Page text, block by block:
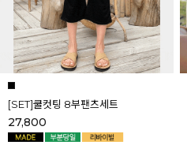
[SET]쿨컷팅 8부팬츠세트
27,800